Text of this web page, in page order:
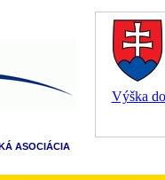
Výška
ASOCIÁCIA